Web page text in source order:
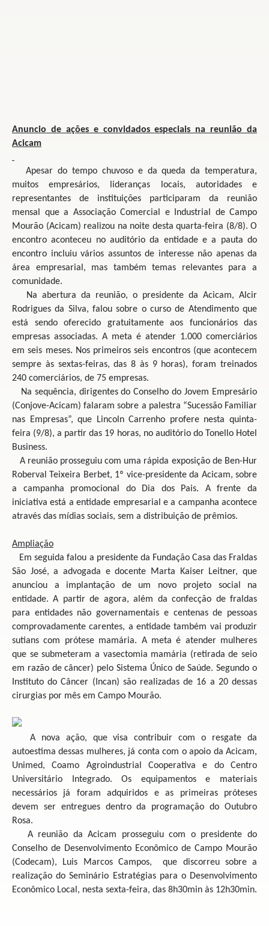
Anuncio de ações e convidadosespeciais na reunião da
Acicam
Apesar do tempo chuvoso e da queda da temperatura,
muitos empresários, lideranças locais, autoridades e
representantes de instituições participaram da reunião
mensal que a Associação Comercial e Industrial de Campo
Mourão (Acicam) realizou na noite desta quarta-feira (8/8). O
encontro aconteceu no auditório da entidade e a pauta do
encontro incluiu vários assuntos de interesse não apenas da
área empresarial, mas também temas relevantes para a
comunidade.
Na abertura da reunião, o presidente da Acicam, Alcir
Rodrigues da Silva, falou sobre o curso de Atendimento que
está sendo oferecido gratuitamente aos funcionários das
empresas associadas. A meta é atender 1.000 comerciários
em seis meses. Nos primeiros seis encontros (que acontecem
sempre às sextas-feiras, das 8 às 9 horas), foram treinados
240 comerciários, de 75 empresas.
Na sequência, dirigentes do Conselho do Jovem Empresário
(Conjove-Acicam) falaram sobre a palestra “Sucessão Familiar
nas Empresas”, que Lincoln Carrenho profere nesta quinta-
feira (9/8), a partir das 19 horas, no auditório do Tonello Hotel
Business.
A reunião prosseguiu com uma rápida exposição de Ben-Hur
Roberval Teixeira Berbet, 1º vice-presidente da Acicam, sobre
a campanha promocional do Dia dos Pais. A frente da
iniciativa está a entidade empresarial e a campanha acontece
através das mídias sociais, sem a distribuição de prêmios.
Ampliação
Em seguida falou a presidente da Fundação Casa das Fraldas
São José, a advogada e docente Marta Kaiser Leitner, que
anunciou a implantação de um novo projeto social na
entidade. A partir de agora, além da confecção de fraldas
para entidades não governamentais e centenas de pessoas
comprovadamente carentes, a entidade também vai produzir
sutians com prótese mamária. A meta é atender mulheres
que se submeteram a vasectomia mamária (retirada de seio
em razão de câncer) pelo Sistema Único de Saúde. Segundo o
Instituto do Câncer (Incan) são realizadas de 16 a 20 dessas
cirurgias por mês em Campo Mourão.
A nova ação, que visa contribuir com o resgate da
autoestima dessas mulheres, já conta com o apoio da Acicam,
Unimed, Coamo Agroindustrial Cooperativa e do Centro
Universitário Integrado. Os equipamentos e materiais
necessários já foram adquiridos e as primeiras próteses
devem ser entregues dentro da programação do Outubro
Rosa.
A reunião da Acicam prosseguiu com o presidente do
Conselho de Desenvolvimento Econômico de Campo Mourão
(Codecam), Luis Marcos Campos, que discorreu sobre a
realização do Seminário Estratégias para o Desenvolvimento
Econômico Local, nesta sexta-feira, das 8h30min às 12h30min.